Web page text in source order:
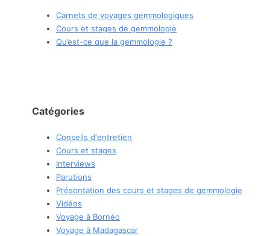
Carnets de voyages gemmologiques
Cours et stages de gemmologie
Qu’est-ce que la gemmologie ?
Catégories
Conseils d'entretien
Cours et stages
Interviews
Parutions
Présentation des cours et stages de gemmologie
Vidéos
Voyage à Bornéo
Voyage à Madagascar